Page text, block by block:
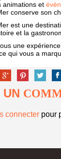
animations et
conserve son
est une
et la
une
qui vous a
UN
connecter pour